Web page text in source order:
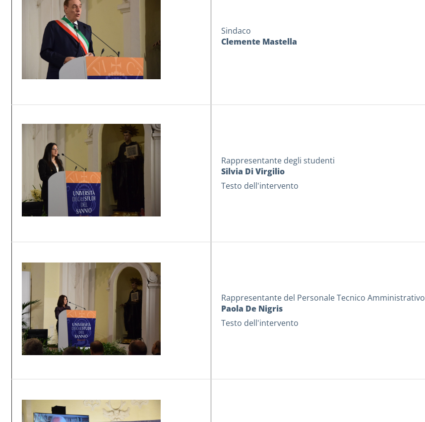
Sindaco
Clemente Mastella
Rappresentante degli studenti
Silvia Di Virgilio
Testo dell'intervento
Rappresentante del Personale Tecnico Amministrativo
Paola De Nigris
Testo dell'intervento